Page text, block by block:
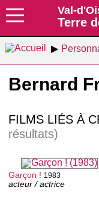
Val-
Terre
Bernard
FILMS LIÉS À
résultats)
Garçon ! 1983
acteur / actrice